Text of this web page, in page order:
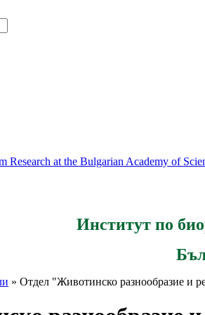
Research at the Bulgarian Academy of
Институт по
» Отдел "Животинско разнообразие и